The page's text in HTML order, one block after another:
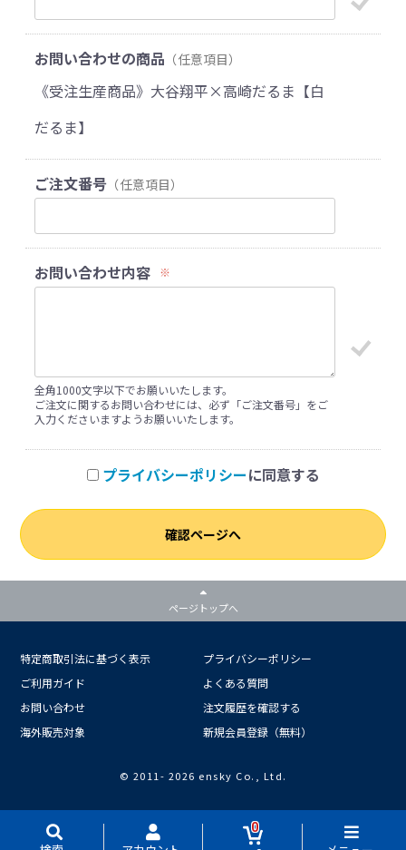
お問い合わせの商品 （任意項目）
《受注生産商品》大谷翔平×高崎だるま【白
だるま】
ご注文番号 （任意項目）
お問い合わせ内容 ※
全角1000文字以下でお願いいたします。
ご注文に関するお問い合わせには、必ず「ご注文番号」をご
入力くださいますようお願いいたします。
プライバシーポリシーに同意する
確認ページへ
0
ページトップへ
特定商取引法に基づく表示
プライバシーポリシー
ご利用ガイド
よくある質問
お問い合わせ
注文履歴を確認する
海外販売対象
新規会員登録（無料）
© 2011- 2026 ensky Co., Ltd.